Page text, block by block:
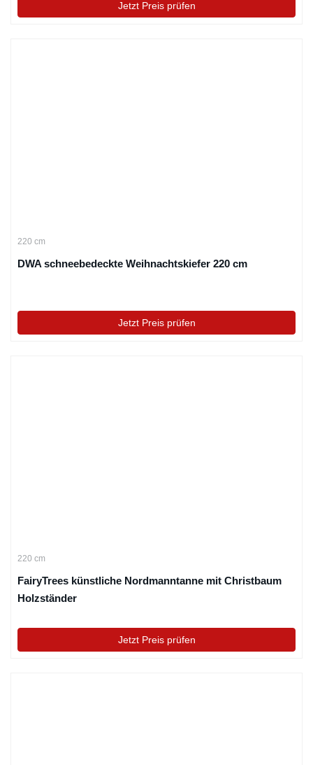
Jetzt Preis prüfen
220 cm
DWA schneebedeckte Weihnachtskiefer 220 cm
Jetzt Preis prüfen
220 cm
FairyTrees künstliche Nordmanntanne mit Christbaum
Holzständer
Jetzt Preis prüfen